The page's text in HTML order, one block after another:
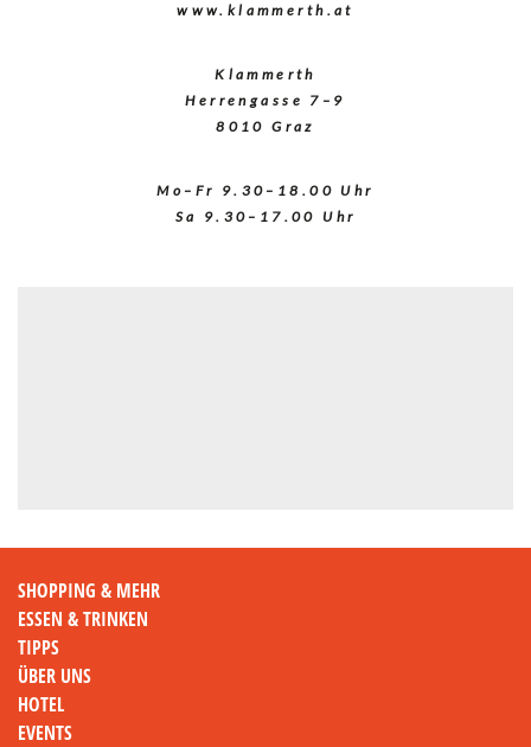
www.klammerth.at
Klammerth
Herrengasse 7–9
8010 Graz
Mo–Fr 9.30–18.00 Uhr
Sa 9.30–17.00 Uhr
SHOPPING & MEHR
ESSEN & TRINKEN
TIPPS
ÜBER UNS
HOTEL
EVENTS